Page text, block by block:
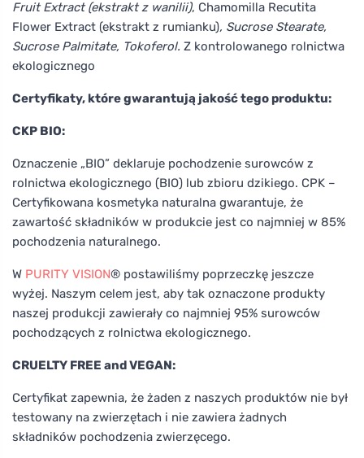
Fruit Extract (ekstrakt z wanilii), Chamomilla Recutita
Flower Extract (ekstrakt z rumianku), Sucrose Stearate,
Sucrose Palmitate, Tokoferol. Z kontrolowanego rolnictwa
ekologicznego
Certyfikaty, które gwarantują jakość tego produktu:
CKP BIO:
Oznaczenie „BIO” deklaruje pochodzenie surowców z
rolnictwa ekologicznego (BIO) lub zbioru dzikiego. CPK –
Certyfikowana kosmetyka naturalna gwarantuje, że
zawartość składników w produkcie jest co najmniej w 85%
pochodzenia naturalnego.
W PURITY VISION® postawiliśmy poprzeczkę jeszcze
wyżej. Naszym celem jest, aby tak oznaczone produkty
naszej produkcji zawierały co najmniej 95% surowców
pochodzących z rolnictwa ekologicznego.
CRUELTY FREE and VEGAN:
Certyfikat zapewnia, że żaden z naszych produktów nie był
testowany na zwierzętach i nie zawiera żadnych
składników pochodzenia zwierzęcego.